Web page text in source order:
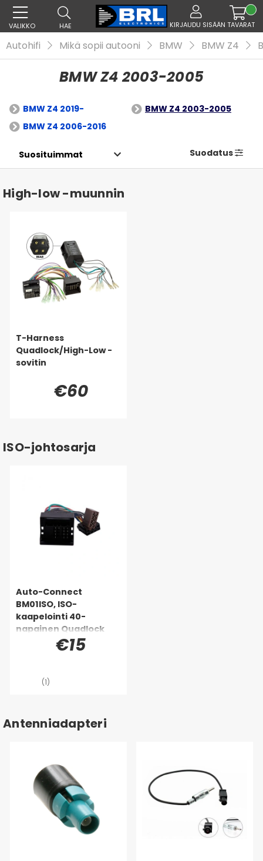
VALIKKO HAE KIRJAUDU SISÄÄN TAVARAT
Autohifi Mikä sopii autooni BMW BMW Z4
BMW Z4 2003-2005
BMW Z4 2019-
BMW Z4 2003-2005
BMW Z4 2006-2016
Suodatus
High-low -muunnin
T-Harness
Quadlock/High-Low -
sovitin
€60
ISO-johtosarja
Auto-Connect
BM01ISO, ISO-
kaapelointi 40-
napainen Quadlock
€15
(1)
Antenniadapteri